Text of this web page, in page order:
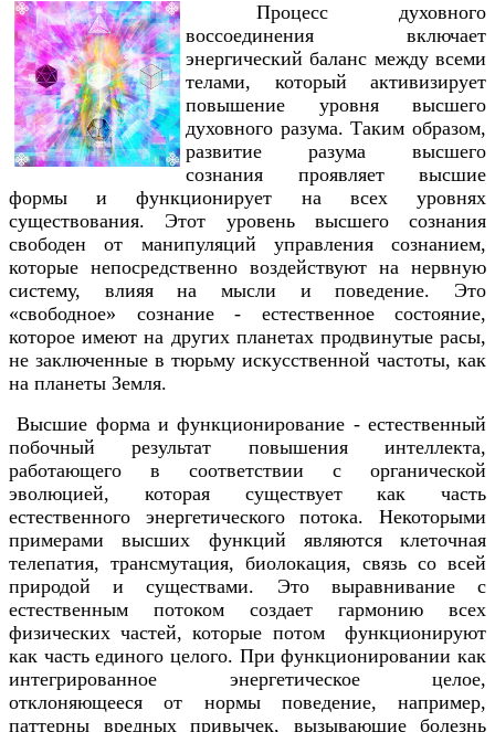
Процесс духовного
воссоединения включает
энергический баланс между всеми
телами, который активизирует
повышение уровня высшего
духовного разума. Таким образом,
развитие разума высшего
сознания проявляет высшие
формы и функционирует на всех уровнях
существования. Этот уровень высшего сознания
свободен от манипуляций управления сознанием,
которые непосредственно воздействуют на нервную
систему, влияя на мысли и поведение. Это
«свободное» сознание - естественное состояние,
которое имеют на других планетах продвинутые расы,
не заключенные в тюрьму искусственной частоты, как
на планеты Земля.
Высшие форма и функционирование - естественный
побочный результат повышения интеллекта,
работающего в соответствии с органической
эволюцией, которая существует как часть
естественного энергетического потока. Некоторыми
примерами высших функций являются клеточная
телепатия, трансмутация, биолокация, связь со всей
природой и существами. Это выравнивание с
естественным потоком создает гармонию всех
физических частей, которые потом функционируют
как часть единого целого. При функционировании как
интегрированное энергетическое целое,
отклоняющееся от нормы поведение, например,
паттерны вредных привычек, вызывающие болезнь